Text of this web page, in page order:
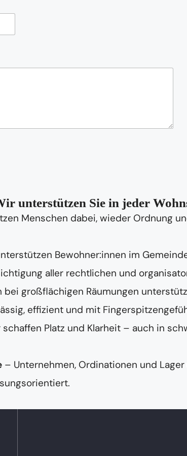
unterstützen Sie in jeder
Menschen dabei, wieder Ordnung
Bewohner:innen im
aller rechtlichen und
bei großflächigen Räumungen
effizient und mit
schaffen Platz und Klarheit – auch in
– Unternehmen, Ordinationen und